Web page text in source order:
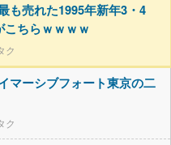
も売れた1995年新年3・4
ちらｗｗｗｗ
ク
マーシブフォート東京の二
ク